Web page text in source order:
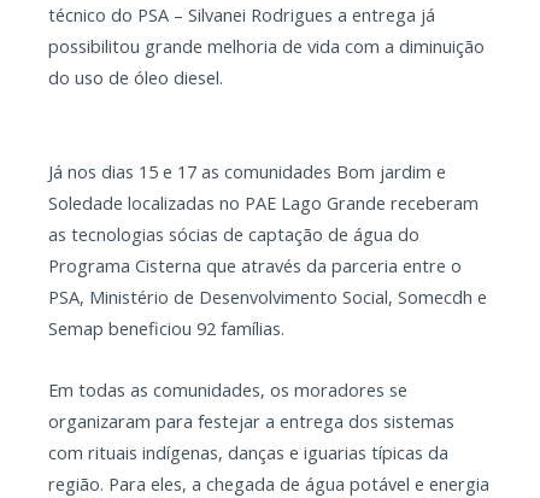
técnico do PSA – Silvanei Rodrigues a entrega já
possibilitou grande melhoria de vida com a diminuição
do uso de óleo diesel.
Já nos dias 15 e 17 as comunidades Bom jardim e
Soledade localizadas no PAE Lago Grande receberam
as tecnologias sócias de captação de água do
Programa Cisterna que através da parceria entre o
PSA, Ministério de Desenvolvimento Social, Somecdh e
Semap beneficiou 92 famílias.
Em todas as comunidades, os moradores se
organizaram para festejar a entrega dos sistemas
com rituais indígenas, danças e iguarias típicas da
região. Para eles, a chegada de água potável e energia